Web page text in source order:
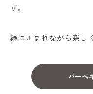
す。
緑に囲まれながら楽し
バーベ